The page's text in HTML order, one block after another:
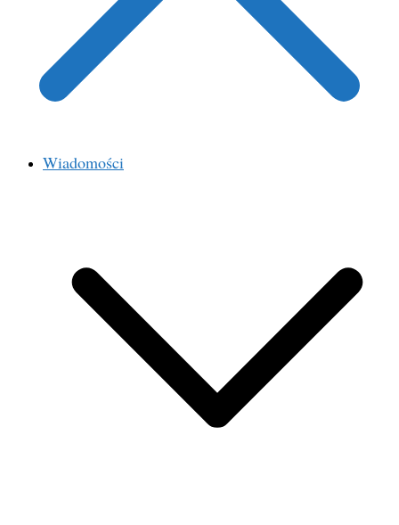
Wiadomości